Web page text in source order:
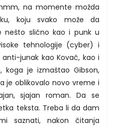
na momente možda
koju svako može da
nešto slično kao i punk u
tehnologije (cyber) i
junak kao Kovač, kao i
koga je izmaštao Gibson,
je oblikovalo novo vreme i
sjajan roman. Da se
teksta. Treba li da dam
saznati, nakon čitanja